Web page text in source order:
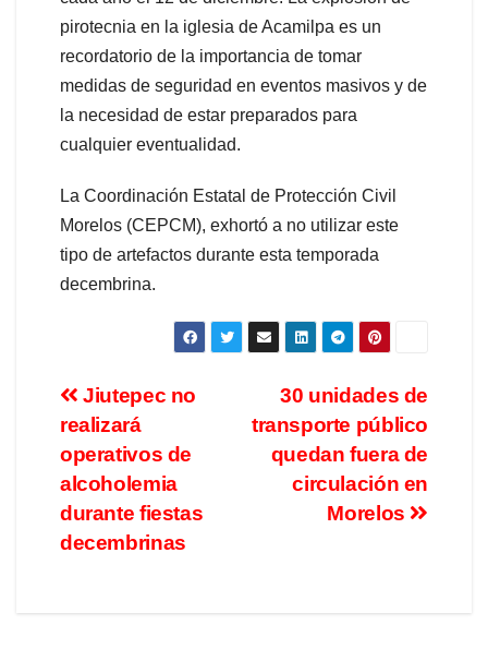
pirotecnia en la iglesia de Acamilpa es un
recordatorio de la importancia de tomar
medidas de seguridad en eventos masivos y de
la necesidad de estar preparados para
cualquier eventualidad.
La Coordinación Estatal de Protección Civil
Morelos (CEPCM), exhortó a no utilizar este
tipo de artefactos durante esta temporada
decembrina.
30 unidades de
transporte público
quedan fuera de
circulación en
Morelos
Jiutepec no
realizará
operativos de
alcoholemia
durante fiestas
decembrinas